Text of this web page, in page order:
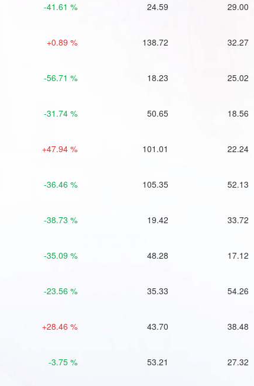
-41.61 % 24.59 29.00
+0.89 % 138.72 32.27
-56.71 % 18.23 25.02
-31.74 % 50.65 18.56
+47.94 % 101.01 22.24
-36.46 % 105.35 52.13
-38.73 % 19.42 33.72
-35.09 % 48.28 17.12
-23.56 % 35.33 54.26
+28.46 % 43.70 38.48
-3.75 % 53.21 27.32